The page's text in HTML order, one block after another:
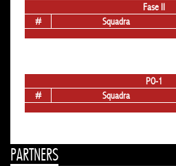
Fase II
#
Squadra
PO-1
#
Squadra
PARTNERS